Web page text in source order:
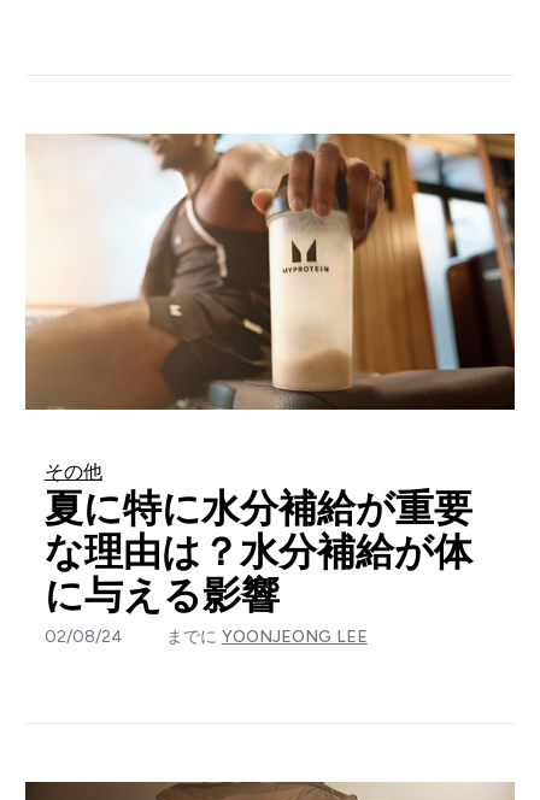
その他
夏に特に水分補給が重要
な理由は？水分補給が体
に与える影響
02/08/24 までに YOONJEONG LEE